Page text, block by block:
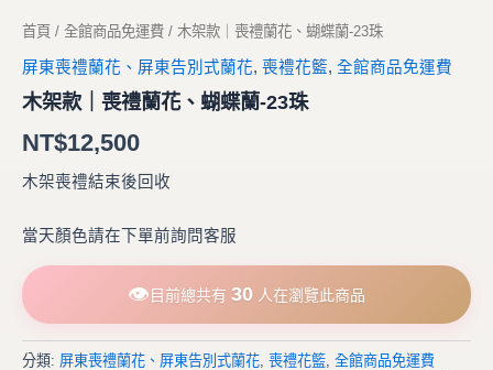
首頁 / 全館商品免運費 / 木架款｜喪禮蘭花、蝴蝶蘭-23珠
屏東喪禮蘭花、屏東告別式蘭花, 喪禮花籃, 全館商品免運費
木架款｜喪禮蘭花、蝴蝶蘭-23珠
NT$12,500
木架喪禮結束後回收
當天顏色請在下單前詢問客服
👁 目前總共有 30 人在瀏覽此商品
分類: 屏東喪禮蘭花、屏東告別式蘭花 喪禮花籃 全館商品免運費